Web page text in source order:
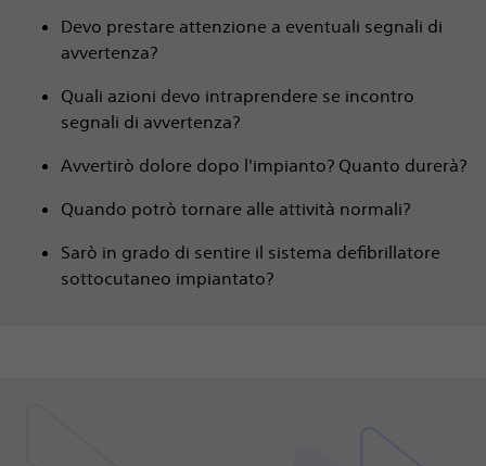
Devo prestare attenzione a eventuali segnali di
avvertenza?
Quali azioni devo intraprendere se incontro
segnali di avvertenza?
Avvertirò dolore dopo l'impianto? Quanto durerà?
Quando potrò tornare alle attività normali?
Sarò in grado di sentire il sistema defibrillatore
sottocutaneo impiantato?